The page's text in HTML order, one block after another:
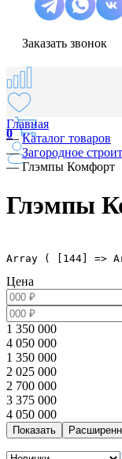
Заказать звонок
0
Главная
—Каталог товаров
—Загородное
—Глэмпы Комфорт
Глэмпы
Array ( [144] =>
Цена
1 350 000
4 050 000
1 350 000
2 025 000
2 700 000
3 375 000
4 050 000